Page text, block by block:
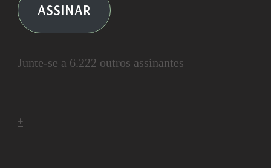
ASSINAR
Junte-se a 6.222 outros assinantes
+